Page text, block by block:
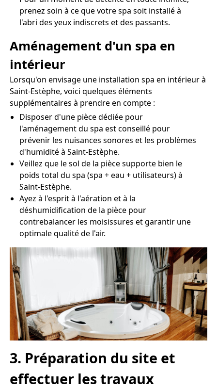
prenez soin à ce que votre spa soit installé à
l'abri des yeux indiscrets et des passants.
Aménagement d'un spa en
intérieur
Lorsqu'on envisage une installation spa en intérieur à
Saint-Estèphe, voici quelques éléments
supplémentaires à prendre en compte :
Disposer d'une pièce dédiée pour
l'aménagement du spa est conseillé pour
prévenir les nuisances sonores et les problèmes
d'humidité à Saint-Estèphe.
Veillez que le sol de la pièce supporte bien le
poids total du spa (spa + eau + utilisateurs) à
Saint-Estèphe.
Ayez à l'esprit à l'aération et à la
déshumidification de la pièce pour
contrebalancer les moisissures et garantir une
optimale qualité de l'air.
3. Préparation du site et
effectuer les travaux